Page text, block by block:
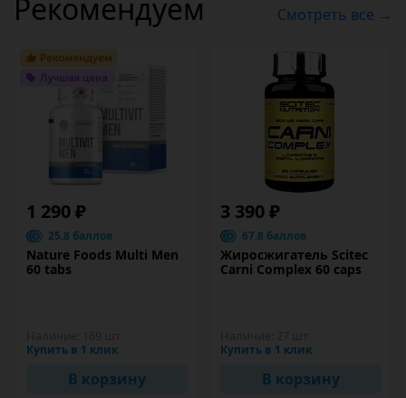
Рекомендуем Смотреть все →
1 290 ₽
25.8 баллов
Nature Foods Multi Men
60 tabs
Купить в 1 клик
В корзину
3 390 ₽
67.8 баллов
Жиросжигатель Scitec
Carni Complex 60 caps
Купить в 1 клик
В корзину